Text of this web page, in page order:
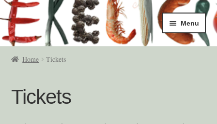
Ga
door
naar
navigatie
Ga
naar
de
inhoud
Menu
Home
Masterclasses
Home Tickets
Tickets